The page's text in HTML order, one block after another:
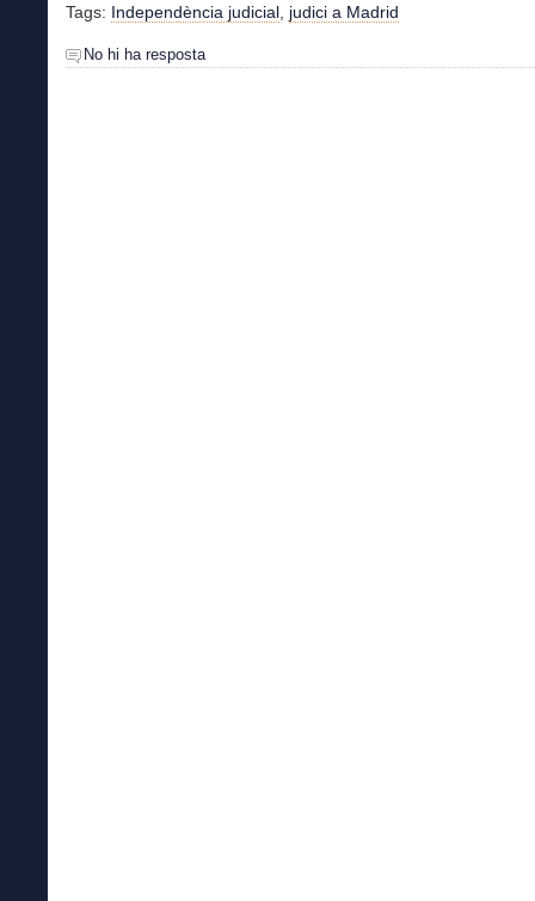
Tags: Independència judicial judici a Madrid
No hi ha resposta